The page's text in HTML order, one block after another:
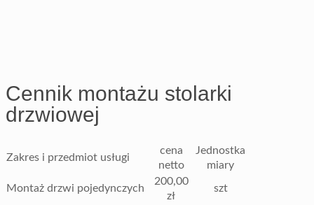
Cennik montażu stolarki
drzwiowej
Zakres i przedmiot usługi
cena
netto
Jednostka
miary
Montaż drzwi pojedynczych
200,00
zł
szt